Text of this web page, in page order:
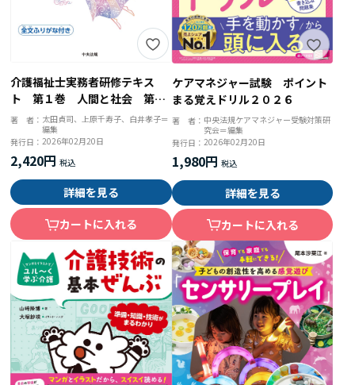
介護福祉士実務者研修テキス
ト 第１巻 人間と社会 第５
版
著 者： 太田貞司、上原千寿子、白井孝子＝
編集
発行日：2026年02月20日
2,420円
詳細を見る
カートに入れる
ケアマネジャー試験 ポイント
まる覚えドリル２０２６
著 者： 中央法規ケアマネジャー受験対策研
究会＝編集
発行日： 2026年02月20日
1,980円
詳細を見る
カートに入れる